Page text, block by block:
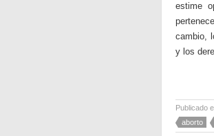
estime
cambio,
y los
Publicado
aborto